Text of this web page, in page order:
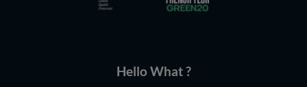
Hello What ?